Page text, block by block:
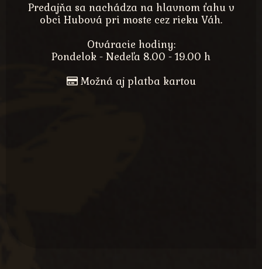
Predajňa sa nachádza na hlavnom ťahu v
obci Hubová pri moste cez rieku Váh.
Otváracie hodiny:
Pondelok - Nedeľa 8.00 - 19.00 h
Možná aj platba kartou